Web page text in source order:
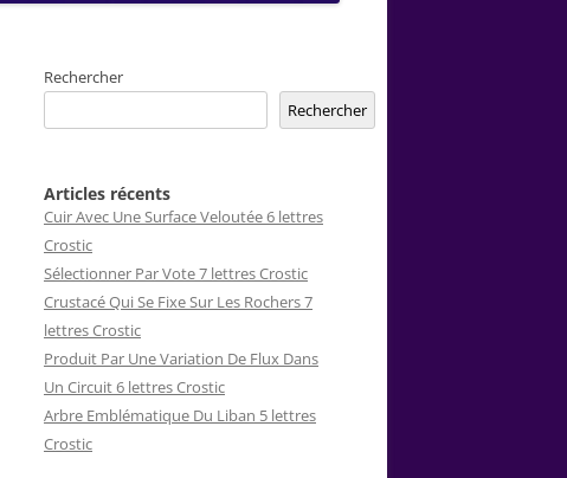
Rechercher
Rechercher
Articles récents
Cuir Avec Une Surface Veloutée 6 lettres
Crostic
Sélectionner Par Vote 7 lettres Crostic
Crustacé Qui Se Fixe Sur Les Rochers 7
lettres Crostic
Produit Par Une Variation De Flux Dans
Un Circuit 6 lettres Crostic
Arbre Emblématique Du Liban 5 lettres
Crostic